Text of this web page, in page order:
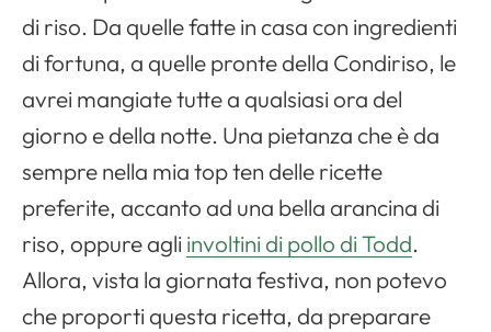
di riso. Da quelle fatte in casa con ingredienti
di fortuna, a quelle pronte della Condiriso, le
avrei mangiate tutte a qualsiasi ora del
giorno e della notte. Una pietanza che è da
sempre nella mia top ten delle ricette
preferite, accanto ad una bella arancina di
riso, oppure agli involtini di pollo di Todd.
Allora, vista la giornata festiva, non potevo
che proporti questa ricetta, da preparare